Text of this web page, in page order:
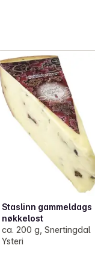
Staslinn gammeldags
nøkkelost
ca. 200 g, Snertingdal
Ysteri